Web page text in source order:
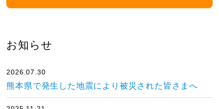
お知らせ
2026.07.30
熊本県で発生した地震により被災された皆さまへ